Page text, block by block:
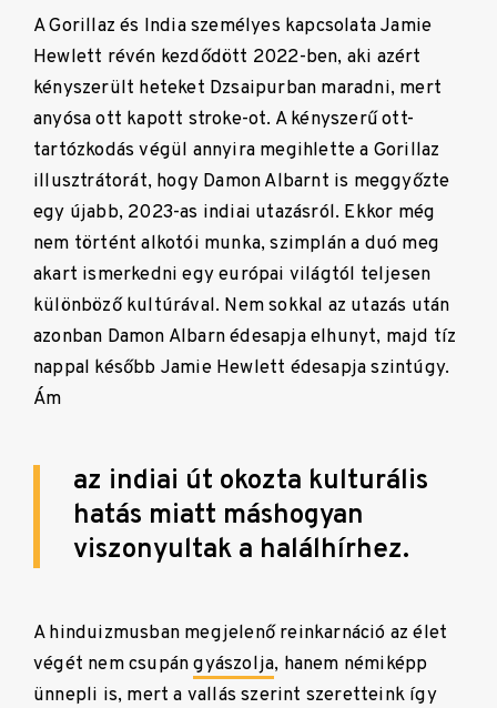
A Gorillaz és India személyes kapcsolata Jamie
Hewlett révén kezdődött 2022-ben, aki azért
kényszerült heteket Dzsaipurban maradni, mert
anyósa ott kapott stroke-ot. A kényszerű ott-
tartózkodás végül annyira megihlette a Gorillaz
illusztrátorát, hogy Damon Albarnt is meggyőzte
egy újabb, 2023-as indiai utazásról. Ekkor még
nem történt alkotói munka, szimplán a duó meg
akart ismerkedni egy európai világtól teljesen
különböző kultúrával. Nem sokkal az utazás után
azonban Damon Albarn édesapja elhunyt, majd tíz
nappal később Jamie Hewlett édesapja szintúgy.
Ám
az indiai út okozta kulturális
hatás miatt máshogyan
viszonyultak a halálhírhez.
A hinduizmusban megjelenő reinkarnáció az élet
végét nem csupángyászolja, hanem némiképp
ünnepli is, mert a vallás szerint szeretteink így